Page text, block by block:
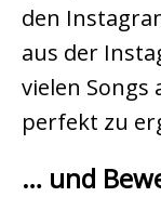
den
aus der
vielen Songs
perfekt zu
… und